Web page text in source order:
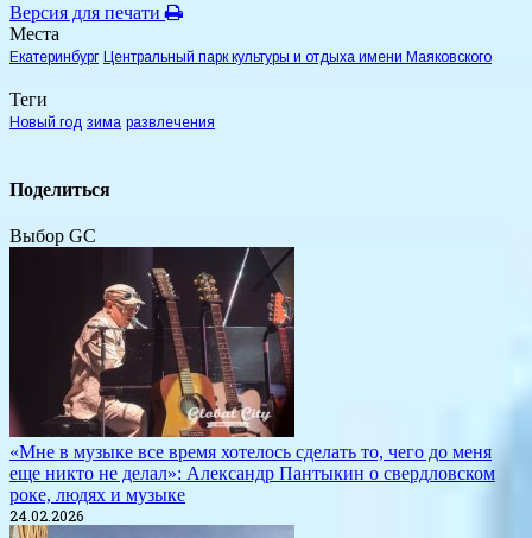
Версия для печати
Места
Екатеринбург Центральный парк культуры и отдыха имени Маяковского
Теги
Новый год зима развлечения
Поделиться
Выбор GC
«Мне в музыке все время хотелось сделать то, чего до меня
еще никто не делал»: Александр Пантыкин о свердловском
роке, людях и музыке
24.02.2026